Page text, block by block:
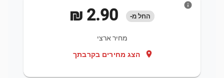
החל מ-
מחיר ארצי
location_on הצג מחירים בקרבתך
info